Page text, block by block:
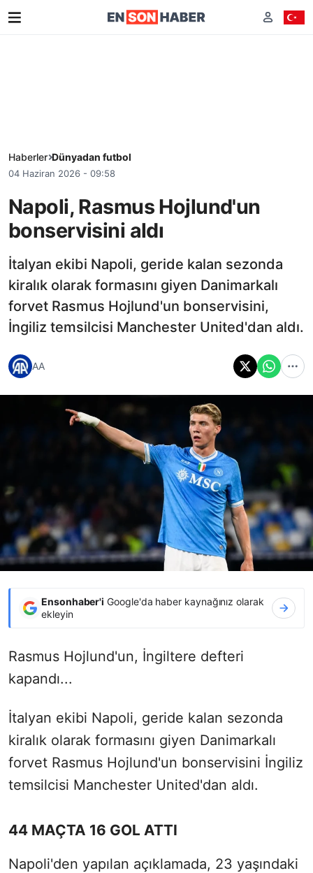
Haberler Dünyadan futbol
04 Haziran 2026 - 09:58
Napoli, Rasmus Hojlund'un
bonservisini aldı
İtalyan ekibi Napoli, geride kalan sezonda
kiralık olarak formasını giyen Danimarkalı
forvet Rasmus Hojlund'un bonservisini,
İngiliz temsilcisi Manchester United'dan aldı.
AA
Ensonhaber'i Google'da haber kaynağınız olarak
ekleyin
Rasmus Hojlund'un, İngiltere defteri
kapandı...
İtalyan ekibi Napoli, geride kalan sezonda
kiralık olarak formasını giyen Danimarkalı
forvet Rasmus Hojlund'un bonservisini İngiliz
temsilcisi Manchester United'dan aldı.
44 MAÇTA 16 GOL ATTI
Napoli'den yapılan açıklamada, 23 yaşındaki